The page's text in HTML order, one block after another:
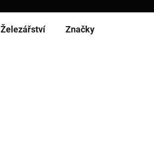
KOŠÍK
Železářství Značky